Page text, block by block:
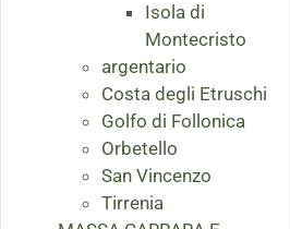
Isola di
Montecristo
argentario
Costa degli Etruschi
Golfo di Follonica
Orbetello
San Vincenzo
Tirrenia